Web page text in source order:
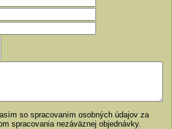
so spracovaním osobných údajov za
spracovania nezáväznej objednávky.